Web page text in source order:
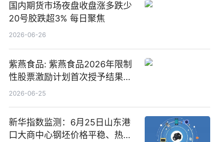
国内期货市场夜盘收盘涨多跌少
20号胶跌超3% 每日聚焦
2026-06-26
紫燕食品: 紫燕食品2026年限制
性股票激励计划首次授予结果公
告-微资讯
2026-06-25
新华指数监测：6月25日山东港
口大商中心钢坯价格平稳、热轧